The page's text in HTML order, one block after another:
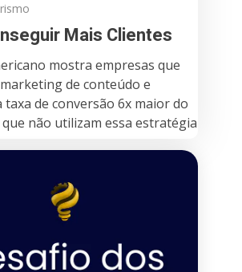
Mais Clientes
mostra empresas que
de conteúdo e
de conversão 6x maior do
não utilizam essa estratégia